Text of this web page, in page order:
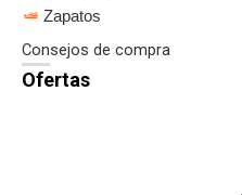
Zapatos
Consejos de compra
Ofertas